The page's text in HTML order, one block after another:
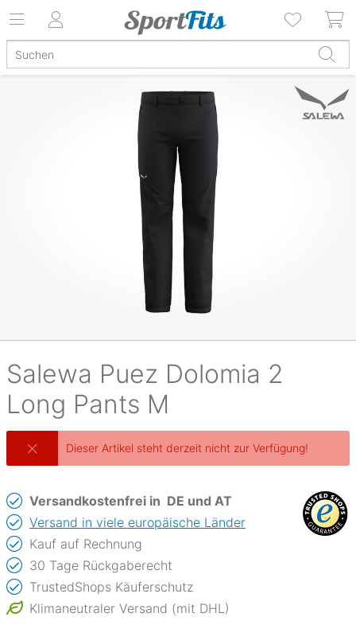
Salewa Puez Dolomia 2
Long Pants M
Dieser Artikel steht derzeit nicht zur Verfügung!
Versandkostenfrei in DE und AT
Versand in viele europäische Länder
Kauf auf Rechnung
30 Tage Rückgaberecht
TrustedShops Käuferschutz
Klimaneutraler Versand (mit DHL)